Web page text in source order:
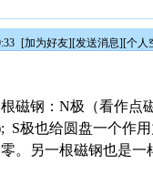
[加为好友][发送消息][个人
磁钢：N极（看作点
S极也给圆盘一个作
。另一根磁钢也是